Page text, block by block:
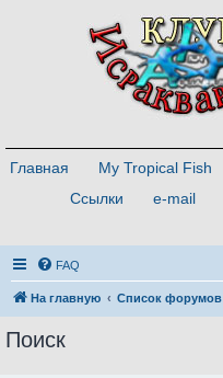
Главная My Tropical Fish
Ссылки
e-mail
FAQ
На главную Список форумов
Поиск